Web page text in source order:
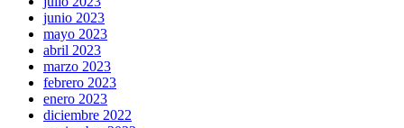
junio 2023
mayo 2023
abril 2023
marzo 2023
febrero 2023
enero 2023
diciembre 2022